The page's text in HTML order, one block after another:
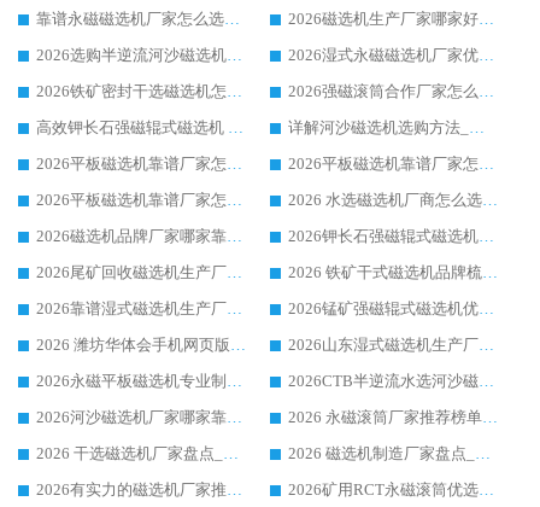
靠谱永磁磁选机厂家怎么选?福建客户真实体验分享华体会手机网页版-华体会(中国) 品牌
2026磁选机生产厂家哪家好?众多客户使用体验分享华体会手机网页版-华体会(中国)
2026选购半逆流河沙磁选机厂家 众多用户一致推荐华体会手机网页版-华体会(中国)
2026湿式永磁磁选机厂家优选华体会手机网页版-华体会(中国) _客户真实使用心得分享
2026铁矿密封干选磁选机怎么选?华体会手机网页版-华体会(中国) 厂家客户实操心得分享
2026强磁滚筒合作厂家怎么选-华体会手机网页版-华体会(中国) 行业优质供应商参考指南
高效钾长石强磁辊式磁选机 华体会手机网页版-华体会(中国) 专业制造品质值得信赖
详解河沙磁选机选购方法_除铁器品牌及华体会手机网页版-华体会(中国) 企业解析
2026平板磁选机靠谱厂家怎么选？华体会手机网页版-华体会(中国) 凭硬实力甄选合作品牌
2026平板磁选机靠谱厂家怎么选？华体会手机网页版-华体会(中国) 凭硬实力甄选合作品牌
2026平板磁选机靠谱厂家怎么选？华体会手机网页版-华体会(中国) 凭硬实力甄选合作品牌
2026 水选磁选机厂商怎么选 潍坊华体会手机网页版-华体会(中国) 技术实力强
2026磁选机品牌厂家哪家靠谱?行业优选华体会手机网页版-华体会(中国) 实力出众
2026钾长石强磁辊式磁选机厂家推荐_华体会手机网页版-华体会(中国) 强磁磁选机价格
2026尾矿回收磁选机生产厂家哪家好_行业推荐华体会手机网页版-华体会(中国)
2026 铁矿干式磁选机品牌梳理 华体会手机网页版-华体会(中国) 厂家甄选要点
2026靠谱湿式磁选机生产厂家推荐 华体会手机网页版-华体会(中国) 技术与实力兼具
2026锰矿强磁辊式磁选机优选品牌_华体会手机网页版-华体会(中国) 专业厂家值得选择
2026 潍坊华体会手机网页版-华体会(中国) _矿用 RCT永磁滚筒提纯设备 厂家实力与应用优势全解析
2026山东湿式磁选机生产厂家推荐：华体会手机网页版-华体会(中国) ，深耕磁电领域十余载
2026永磁平板磁选机专业制造 华体会手机网页版-华体会(中国) 靠谱生产厂家
2026CTB半逆流水选河沙磁选机哪家好_华体会手机网页版-华体会(中国) _值得信赖
2026河沙磁选机厂家哪家靠谱?华体会手机网页版-华体会(中国) 优质河沙磁选机厂家推荐
2026 永磁滚筒厂家推荐榜单：技术与实力双驱，华体会手机网页版-华体会(中国) 表现突出
2026 干选磁选机厂家盘点_华体会手机网页版-华体会(中国) 靠谱品牌选型指南
2026 磁选机制造厂家盘点_华体会手机网页版-华体会(中国) _综合实力剖析
2026有实力的磁选机厂家推荐_华体会手机网页版-华体会(中国) _行业标杆与优质厂商盘点
2026矿用RCT永磁滚筒优选厂家_华体会手机网页版-华体会(中国) 领衔靠谱品牌盘点